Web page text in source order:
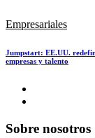
Empresariales
Jumpstart: EE.UU.
empresas y talento
Sobre nosotros